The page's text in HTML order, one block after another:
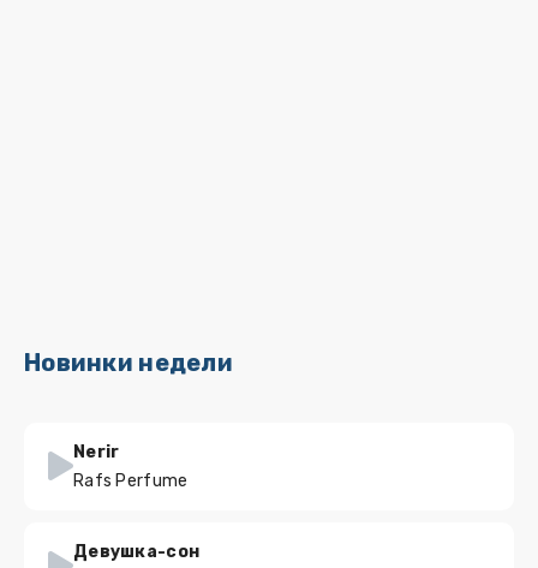
Новинки недели
Nerir
Rafs Perfume
Девушка-сон